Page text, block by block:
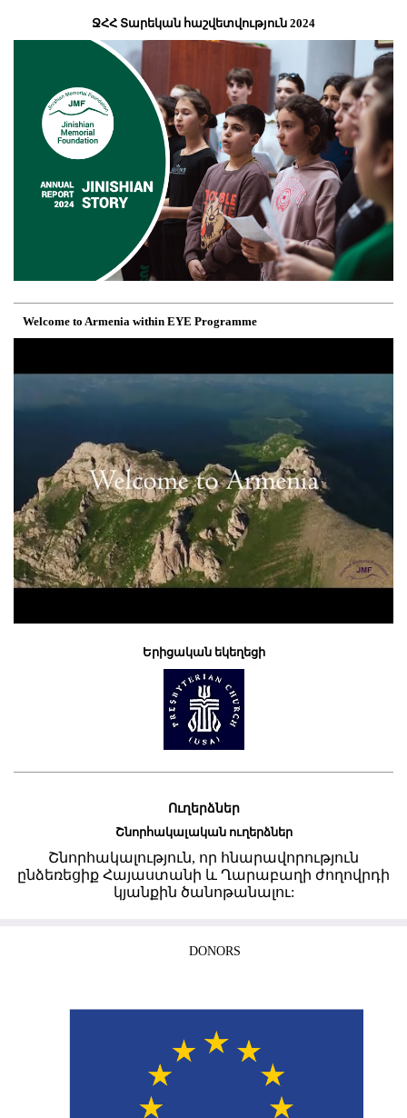
ՋՀՀ Տարեկան հաշվետվություն 2024
Welcome to Armenia within EYE Programme
Երիցական եկեղեցի
Ուղերձներ
Շնորհակալական ուղերձներ
Շնորհակալություն, որ հնարավորություն
ընձեռեցիք Հայաստանի և Ղարաբաղի ժողովրդի
կյանքին ծանոթանալու:
DONORS